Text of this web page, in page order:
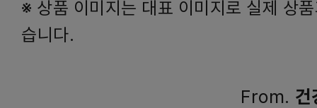
※ 상품 이미지는 대표 이미지로 실제 상
습니다.
From. 건